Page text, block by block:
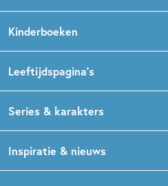
Kinderboeken
Prentenboeken
Babyboeken
Leeftijdspagina’s
Boekentips 1,5 - 3 jaar
Series & karakters
Dog Man
Inspiratie & nieuws